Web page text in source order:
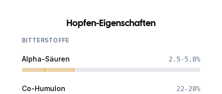
Hopfen-Eigenschaften
BITTERSTOFFE
Alpha-Säuren 2.5-5.8%
Co-Humulon 22-28%